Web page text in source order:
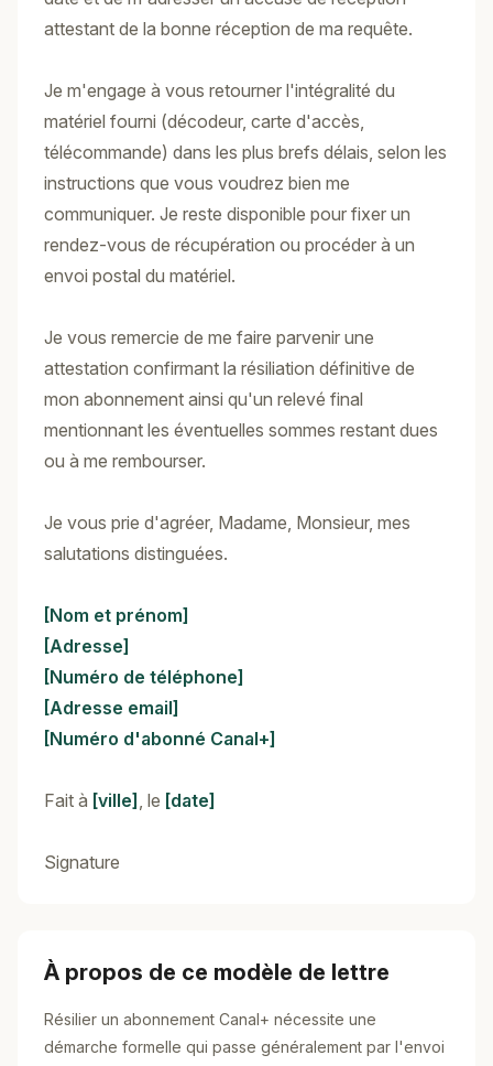
attestant de la bonne réception de ma requête.
Je m'engage à vous retourner l'intégralité du
matériel fourni (décodeur, carte d'accès,
télécommande) dans les plus brefs délais, selon les
instructions que vous voudrez bien me
communiquer. Je reste disponible pour fixer un
rendez-vous de récupération ou procéder à un
envoi postal du matériel.
Je vous remercie de me faire parvenir une
attestation confirmant la résiliation définitive de
mon abonnement ainsi qu'un relevé final
mentionnant les éventuelles sommes restant dues
ou à me rembourser.
Je vous prie d'agréer, Madame, Monsieur, mes
salutations distinguées.
[Nom et prénom]
[Adresse]
[Numéro de téléphone]
[Adresse email]
[Numéro d'abonné Canal+]
Fait à [ville] , le [date]
Signature
À propos de ce modèle de lettre
Résilier un abonnement Canal+ nécessite une
démarche formelle qui passe généralement par l'envoi